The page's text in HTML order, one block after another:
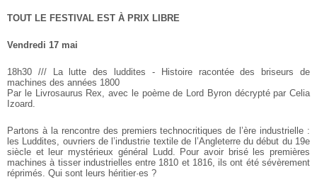
TOUT LE FESTIVAL EST À PRIX LIBRE
Vendredi 17 mai
18h30 /// La lutte des luddites - Histoire racontée des briseurs de
machines des années 1800
Par le Livrosaurus Rex, avec le poème de Lord Byron décrypté par Celia
Izoard.
Partons à la rencontre des premiers technocritiques de l’ère industrielle :
les Luddites, ouvriers de l’industrie textile de l’Angleterre du début du 19e
siècle et leur mystérieux général Ludd. Pour avoir brisé les premières
machines à tisser industrielles entre 1810 et 1816, ils ont été sévèrement
réprimés. Qui sont leurs héritier·es ?